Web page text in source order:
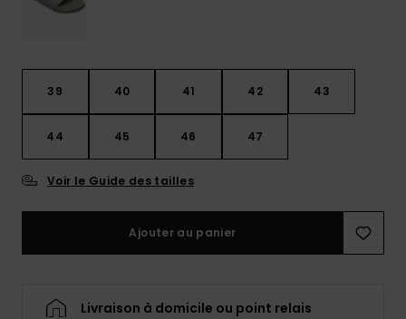
39 40 41 42 43
44 45 46 47
Voir le Guide des tailles
Ajouter au panier
Livraison à domicile ou point relais